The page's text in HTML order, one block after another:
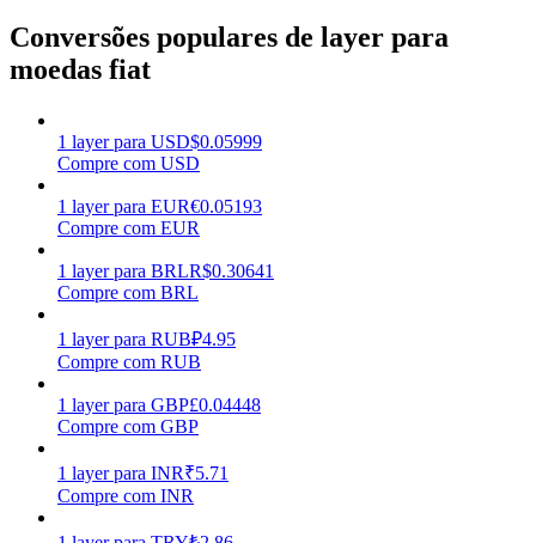
Ganhar
Porquinho poderoso
Ganhe recompensas competitivas diariamente
Conversões populares de layer para
moedas fiat
1 layer para USD$0.05999
Compre com USD
1 layer para EUR€0.05193
Compre com EUR
1 layer para BRLR$0.30641
Compre com BRL
1 layer para RUB₽4.95
Compre com RUB
1 layer para GBP£0.04448
Compre com GBP
1 layer para INR₹5.71
Compre com INR